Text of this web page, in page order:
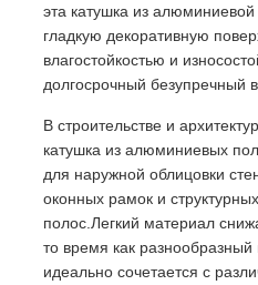
эта катушка из
гладкую декоративную
влагостойкостью и
долгосрочный безупречный
В строительстве и
катушка из алюминиевых
для наружной облицовки
оконных рамок и
полос.Легкий материал
то время как
идеально сочетается с